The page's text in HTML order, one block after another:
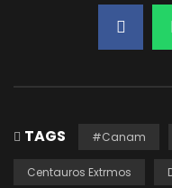
TAGS #Canam
Centauros Extrmos